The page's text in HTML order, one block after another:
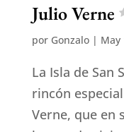
Julio Verne
por Gonzalo| May
La Isla de San
rincón
Verne, que en